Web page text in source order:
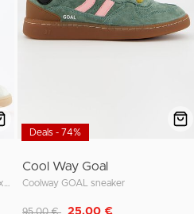
Deals - 74%
Cool Way Goal
Coolway GOAL sneaker
Remise de
95,00 € 25,00 €